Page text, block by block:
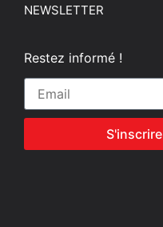
NEWSLETTER
Restez informé !
S'inscrire